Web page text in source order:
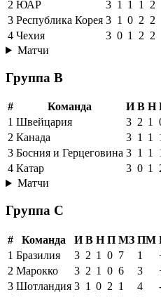
2 ЮАР 3 1 1 1 2
3 Республика Корея 3 1 0 2 2
4 Чехия 3 0 1 2 2
Матчи
Группа B
# Команда И В Н
1 Швейцария 3 2 1
2 Канада 3 1 1
3 Босния и Герцеговина 3 1 1
4 Катар 3 0 1
Матчи
Группа C
# Команда И В Н П МЗ ПМ
1 Бразилия 3 2 1 0 7 1
2 Марокко 3 2 1 0 6 3
3 Шотландия 3 1 0 2 1 4